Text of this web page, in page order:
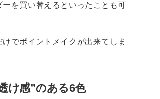
を買い替えるといったことも可
でポイントメイクが出来てしま
け感”のある6色